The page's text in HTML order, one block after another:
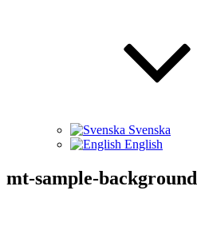
Svenska
English
mt-sample-background